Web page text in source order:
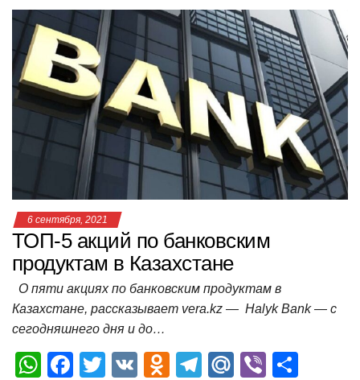
at
s
A
p
p
c
e
b
o
o
k
tt
er
n
o
kl
a
ss
ni
ki
e
gr
a
m
.R
u
er п
р
а
в
и
т
ь
6 сентября, 2021
ТОП-5 акций по банковским
продуктам в Казахстане
О пяти акциях по банковским продуктам в
Казахстане, рассказывает vera.kz — Halyk Bank — с
сегодняшнего дня и до…
W F
T
V
O
T
M Vi